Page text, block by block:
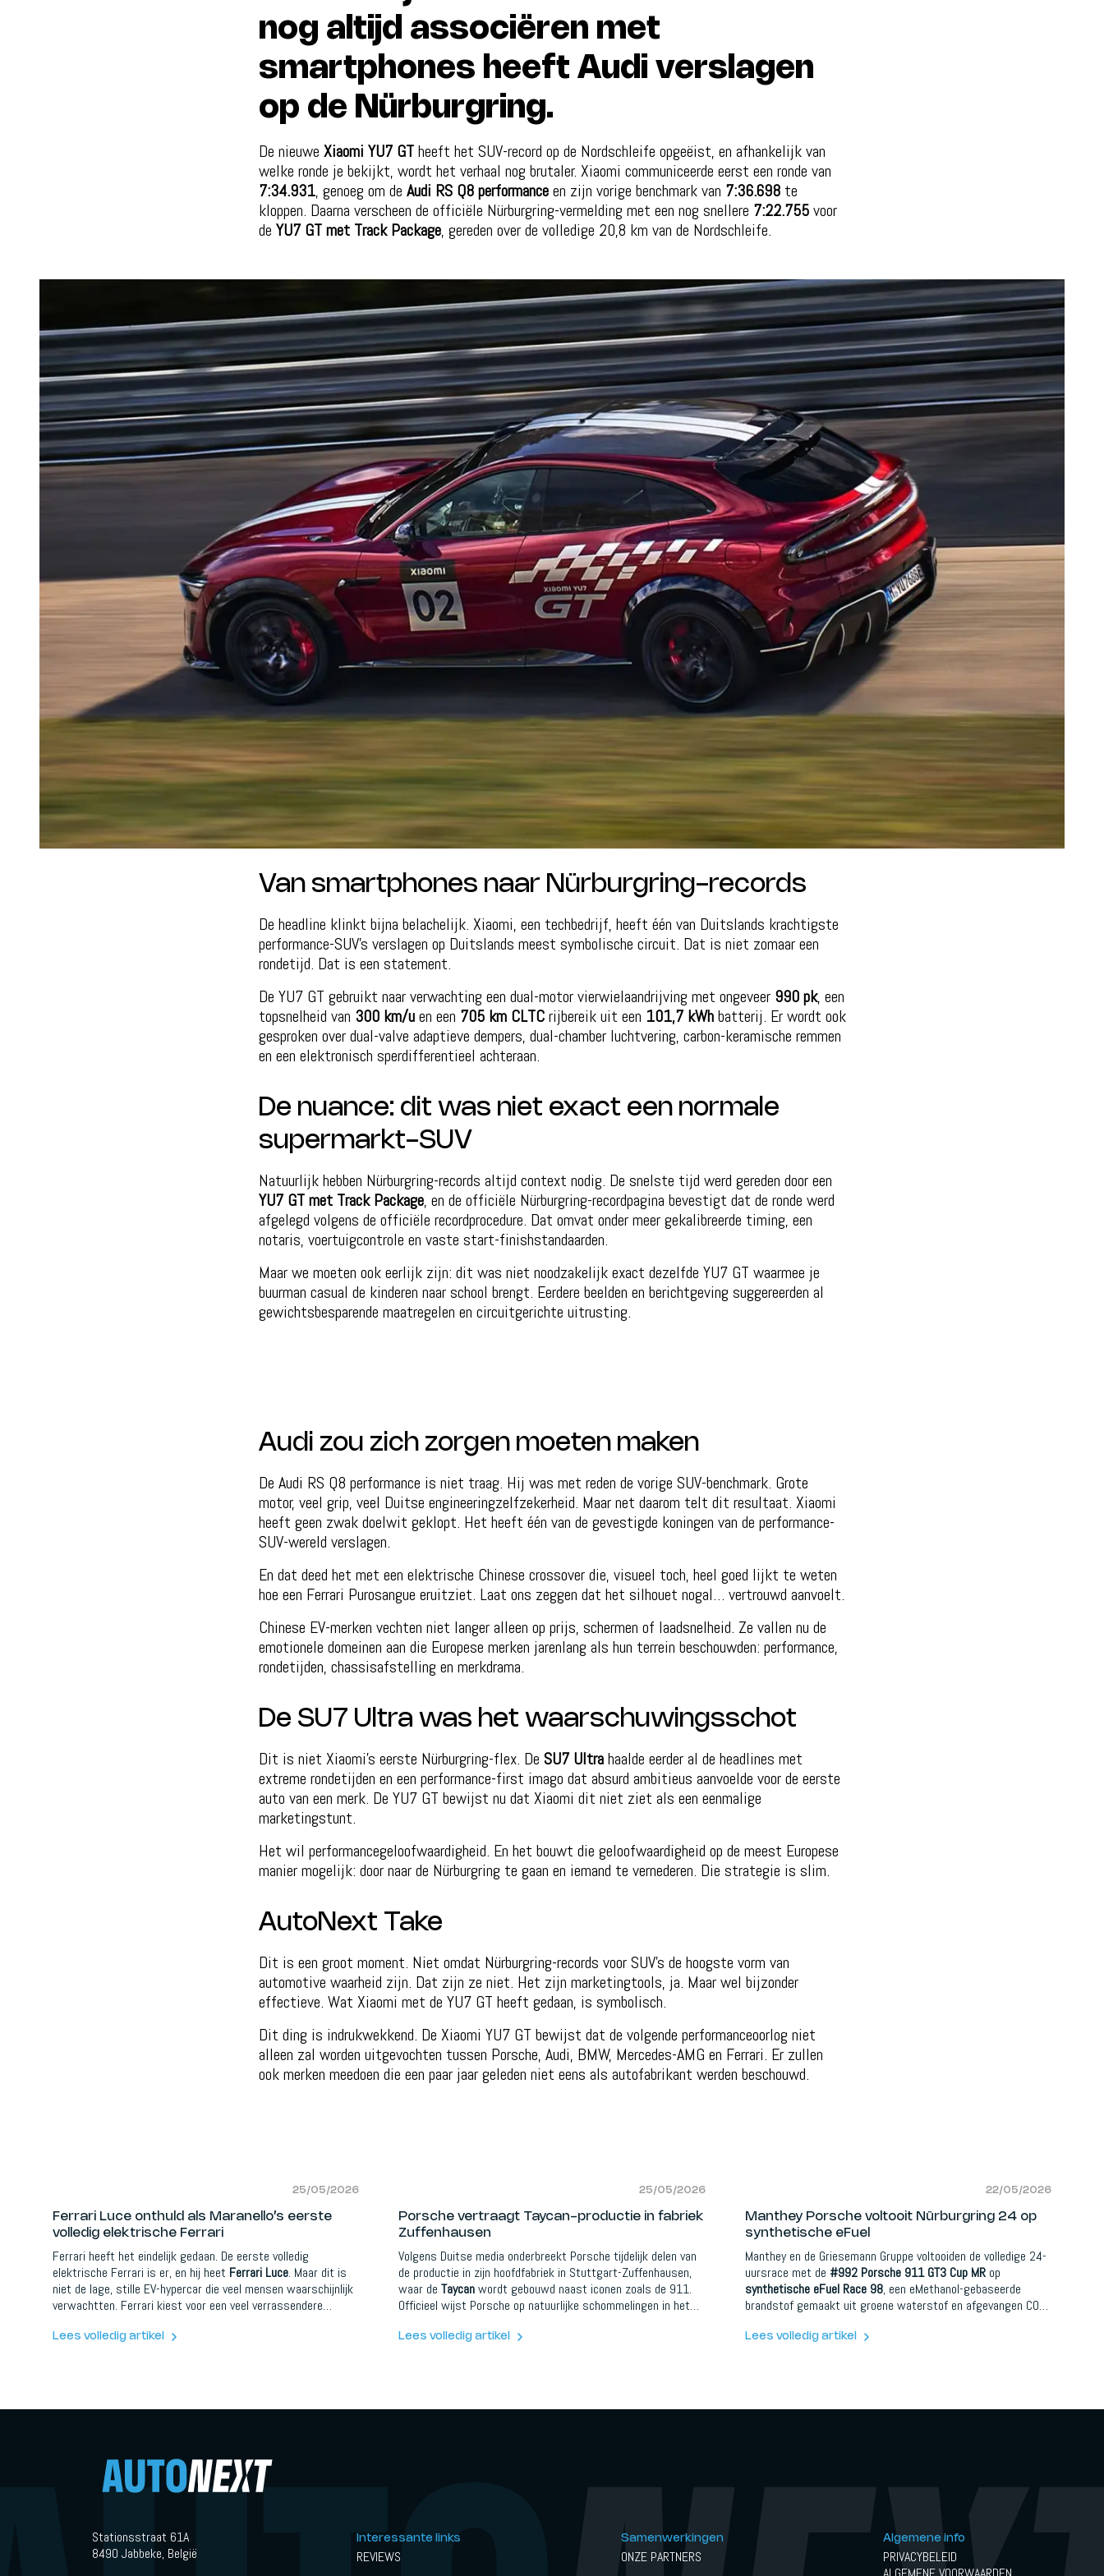
nog altijd associëren met
smartphones heeft Audi verslagen
op de Nürburgring.
De nieuwe Xiaomi YU7 GTheeft het SUV-record op de Nordschleife opgeëist, en afhankelijk van
welke ronde je bekijkt, wordt het verhaal nog brutaler. Xiaomi communiceerde eerst een ronde van
7:34.931, genoeg om de Audi RS Q8 performanceen zijn vorige benchmark van 7:36.698te
kloppen. Daarna verscheen de officiële Nürburgring-vermelding met een nog snellere 7:22.755voor
de YU7 GT met Track Package, gereden over de volledige 20,8 km van de Nordschleife.
Van smartphones naar Nürburgring-records
De headline klinkt bijna belachelijk. Xiaomi, een techbedrijf, heeft één van Duitslands krachtigste
performance-SUV’s verslagen op Duitslands meest symbolische circuit. Dat is niet zomaar een
rondetijd. Dat is een statement.
De YU7 GT gebruikt naar verwachting een dual-motor vierwielaandrijving met ongeveer 990 pk, een
topsnelheid van 300 km/uen een 705 km CLTCrijbereik uit een 101,7 kWhbatterij. Er wordt ook
gesproken over dual-valve adaptieve dempers, dual-chamber luchtvering, carbon-keramische remmen
en een elektronisch sperdifferentieel achteraan.
De nuance: dit was niet exact een normale
supermarkt-SUV
Natuurlijk hebben Nürburgring-records altijd context nodig. De snelste tijd werd gereden door een
YU7 GT met Track Package, en de officiële Nürburgring-recordpagina bevestigt dat de ronde werd
afgelegd volgens de officiële recordprocedure. Dat omvat onder meer gekalibreerde timing, een
notaris, voertuigcontrole en vaste start-finishstandaarden.
Maar we moeten ook eerlijk zijn: dit was niet noodzakelijk exact dezelfde YU7 GT waarmee je
buurman casual de kinderen naar school brengt. Eerdere beelden en berichtgeving suggereerden al
gewichtsbesparende maatregelen en circuitgerichte uitrusting.
Audi zou zich zorgen moeten maken
De Audi RS Q8 performance is niet traag. Hij was met reden de vorige SUV-benchmark. Grote
motor, veel grip, veel Duitse engineeringzelfzekerheid. Maar net daarom telt dit resultaat. Xiaomi
heeft geen zwak doelwit geklopt. Het heeft één van de gevestigde koningen van de performance-
SUV-wereld verslagen.
En dat deed het met een elektrische Chinese crossover die, visueel toch, heel goed lijkt te weten
hoe een Ferrari Purosangue eruitziet. Laat ons zeggen dat het silhouet nogal… vertrouwd aanvoelt.
Chinese EV-merken vechten niet langer alleen op prijs, schermen of laadsnelheid. Ze vallen nu de
emotionele domeinen aan die Europese merken jarenlang als hun terrein beschouwden: performance,
rondetijden, chassisafstelling en merkdrama.
De SU7 Ultra was het waarschuwingsschot
Dit is niet Xiaomi’s eerste Nürburgring-flex. De SU7 Ultrahaalde eerder al de headlines met
extreme rondetijden en een performance-first imago dat absurd ambitieus aanvoelde voor de eerste
auto van een merk. De YU7 GT bewijst nu dat Xiaomi dit niet ziet als een eenmalige
marketingstunt.
Het wil performancegeloofwaardigheid. En het bouwt die geloofwaardigheid op de meest Europese
manier mogelijk: door naar de Nürburgring te gaan en iemand te vernederen. Die strategie is slim.
AutoNext Take
Dit is een groot moment. Niet omdat Nürburgring-records voor SUV’s de hoogste vorm van
automotive waarheid zijn. Dat zijn ze niet. Het zijn marketingtools, ja. Maar wel bijzonder
effectieve. Wat Xiaomi met de YU7 GT heeft gedaan, is symbolisch.
Dit ding is indrukwekkend. De Xiaomi YU7 GT bewijst dat de volgende performanceoorlog niet
alleen zal worden uitgevochten tussen Porsche, Audi, BMW, Mercedes-AMG en Ferrari. Er zullen
ook merken meedoen die een paar jaar geleden niet eens als autofabrikant werden beschouwd.
25/05/2026
Ferrari Luce onthuld als Maranello’s eerste
volledig elektrische Ferrari
Ferrari heeft het eindelijk gedaan. De eerste volledig
elektrische Ferrari is er, en hij heet Ferrari Luce. Maar dit is
niet de lage, stille EV-hypercar die veel mensen waarschijnlijk
verwachtten. Ferrari kiest voor een veel verrassendere
Ferrari, ontwikkeld rond een dedicated EV-platform, vier
Lees volledig artikel
25/05/2026
Porsche vertraagt Taycan-productie in fabriek
Zuffenhausen
Volgens Duitse media onderbreekt Porsche tijdelijk delen van
de productie in zijn hoofdfabriek in Stuttgart-Zuffenhausen,
waar deTaycanwordt gebouwd naast iconen zoals de 911.
Officieel wijst Porsche op natuurlijke schommelingen in het
merk ook stelt dat de productie wordt afgestemd op de
Lees volledig artikel
22/05/2026
Manthey Porsche voltooit Nürburgring 24 op
synthetische eFuel
Manthey en de Griesemann Gruppe voltooiden de volledige 24-
uursrace met de #992 Porsche 911 GT3 Cup MRop
synthetische eFuel Race 98, een eMethanol-gebaseerde
brandstof gemaakt uit groene waterstof en afgevangen CO₂.
Nordschleife.
Lees volledig artikel
Stationsstraat 61A
8490 Jabbeke, België
Interessante links
REVIEWS
Samenwerkingen
ONZE PARTNERS
Algemene info
PRIVACYBELEID